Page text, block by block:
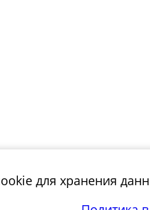
для хранения